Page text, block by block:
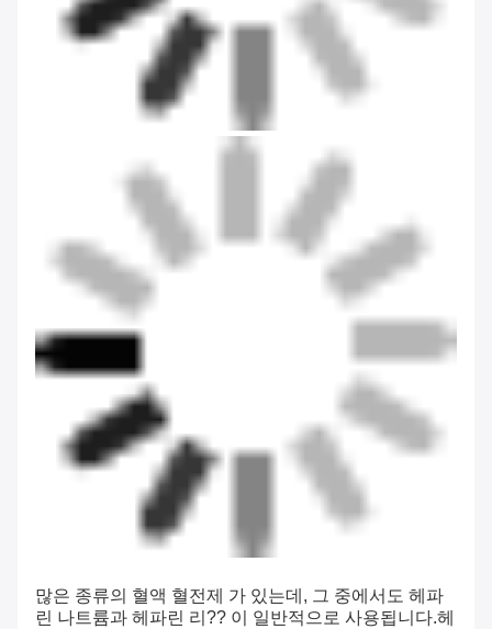
많은 종류의 혈액 혈전제 가 있는데, 그 중에서도 헤파
린 나트륨과 헤파린 리?? 이 일반적으로 사용됩니다.헤